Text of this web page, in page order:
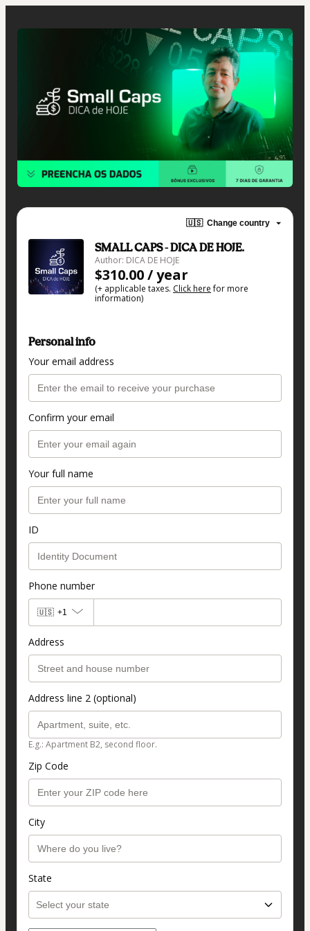
🇺🇸 Change country
SMALL CAPS - DICA DE HOJE.
Author: DICA DE HOJE
$310.00 / year
(+ applicable taxes. Click herefor more
information)
Personal info
Your email address
Confirm your email
Your full name
ID
Phone number
🇺🇸 +1
Address
Address line 2 (optional)
E.g.: Apartment B2, second floor.
Zip Code
City
State